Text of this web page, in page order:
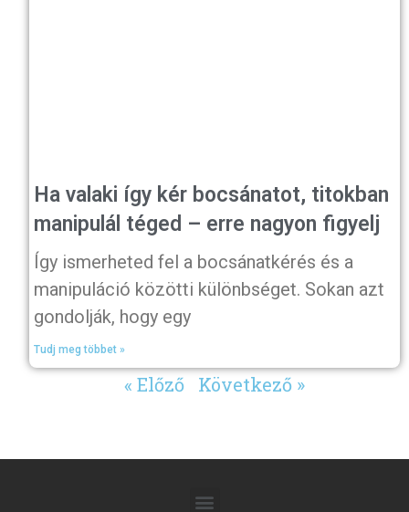
Ha valaki így kér bocsánatot, titokban
manipulál téged – erre nagyon figyelj
Így ismerheted fel a bocsánatkérés és a
manipuláció közötti különbséget. Sokan azt
gondolják, hogy egy
Tudj meg többet »
« Előző Következő »